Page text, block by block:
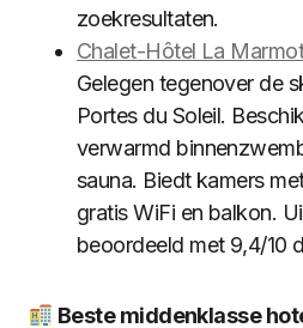
zoekresultaten.
Chalet-Hôtel La
Gelegen tegenover de
Portes du Soleil.
verwarmd
sauna. Biedt kamers
gratis WiFi en balkon.
beoordeeld met 9,4/10
Beste middenklasse